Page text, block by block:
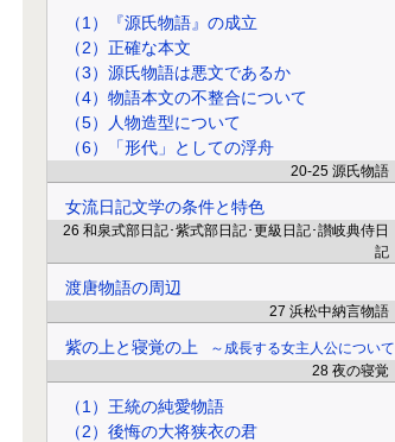
（1）『源氏物語』の成立
（2）正確な本文
（3）源氏物語は悪文であるか
（4）物語本文の不整合について
（5）人物造型について
（6）「形代」としての浮舟
20-25 源氏物語
女流日記文学の条件と特色
26 和泉式部日記･紫式部日記･更級日記･讃岐典侍日
記
渡唐物語の周辺
27 浜松中納言物語
紫の上と寝覚の上
成長する女主人公について
28 夜の寝覚
（1）王統の純愛物語
（2）後悔の大将狭衣の君